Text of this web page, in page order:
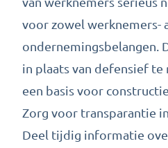
voor zowel werknemers-
ondernemingsbelangen.
in plaats van defensief te
een basis voor
Zorg voor transparantie
Deel tijdig informatie